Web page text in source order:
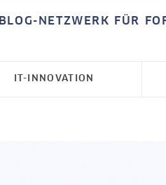
BLOG-NETZWERK FÜR
IT-INNOVATION